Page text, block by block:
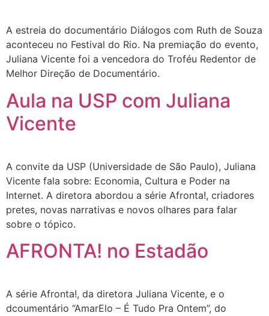
A estreia do documentário Diálogos com Ruth de Souza
aconteceu no Festival do Rio. Na premiação do evento,
Juliana Vicente foi a vencedora do Troféu Redentor de
Melhor Direção de Documentário.
Aula na USP com Juliana
Vicente
A convite da USP (Universidade de São Paulo), Juliana
Vicente fala sobre: Economia, Cultura e Poder na
Internet. A diretora abordou a série Afronta!, criadores
pretes, novas narrativas e novos olhares para falar
sobre o tópico.
AFRONTA! no Estadão
A série Afronta!, da diretora Juliana Vicente, e o
dcoumentário “AmarElo – É Tudo Pra Ontem”, do